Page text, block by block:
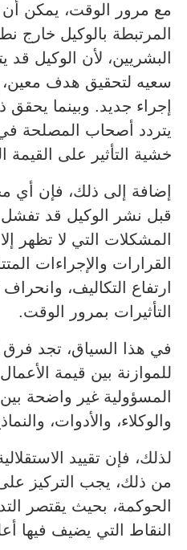
مع مرور الوقت، يمكن أن
المرتبطة بالوكيل خارج
البشريين، لأن الوكيل قد
سعيه لتحقيق هدف
إجراء جديد. وبينما يحقق
يتردد أصحاب المصلحة
خشية التأثير على القيمة
إضافة إلى ذلك، فإن أي
قبل نشر الوكيل قد
المشكلات التي لا تظهر
القرارات والإجراءات
ارتفاع التكاليف،
التأثيرات بمرور الوقت.
في هذا السياق، تجد
للموازنة بين قيمة
المسؤولية غير واضحة
والوكلاء، والأدوات،
لذلك، فإن تقييد
من ذلك، يجب التركيز
الحوكمة، بحيث يقتصر
النقاط التي يضيف فيها